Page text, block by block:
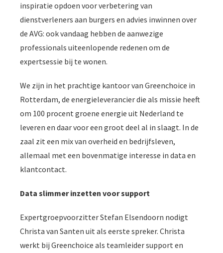
inspiratie opdoen voor verbetering van
dienstverleners aan burgers en advies inwinnen over
de AVG: ook vandaag hebben de aanwezige
professionals uiteenlopende redenen om de
expertsessie bij te wonen.
We zijn in het prachtige kantoor van Greenchoice in
Rotterdam, de energieleverancier die als missie heeft
om 100 procent groene energie uit Nederland te
leveren en daar voor een groot deel al in slaagt. In de
zaal zit een mix van overheid en bedrijfsleven,
allemaal met een bovenmatige interesse in data en
klantcontact.
Data slimmer inzetten voor support
Expertgroepvoorzitter Stefan Elsendoorn nodigt
Christa van Santen uit als eerste spreker. Christa
werkt bij Greenchoice als teamleider support en
gebruikt
te
Hierdoor
van